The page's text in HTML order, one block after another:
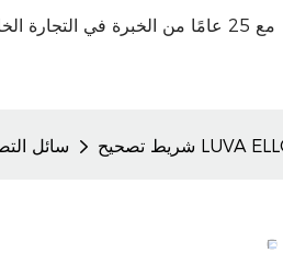
تاجر جملة للقرطاسية الراقية OBM مع 25 عامًا من الخبرة في التجارة الخارجية
سائل